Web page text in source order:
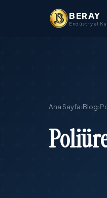
Bursa, Türkiye
BERAY
Endüstriyel
Ana Sayfa›Blog›